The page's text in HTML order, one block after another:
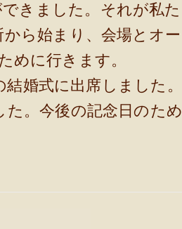
きました。それが私た
ら始まり、会場とオー
めに行きます。
婚式に出席しました。
。今後の記念日のため